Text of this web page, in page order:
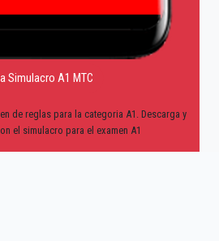
Simulacro A1 MTC
de reglas para la categoria A1. Descarga y
el simulacro para el examen A1